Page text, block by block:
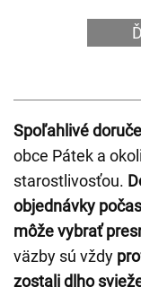
Spoľahlivé
obce Pátek a
starostlivosťou.
objednávky
môže vybrať
väzby sú vždy
zostali dlho